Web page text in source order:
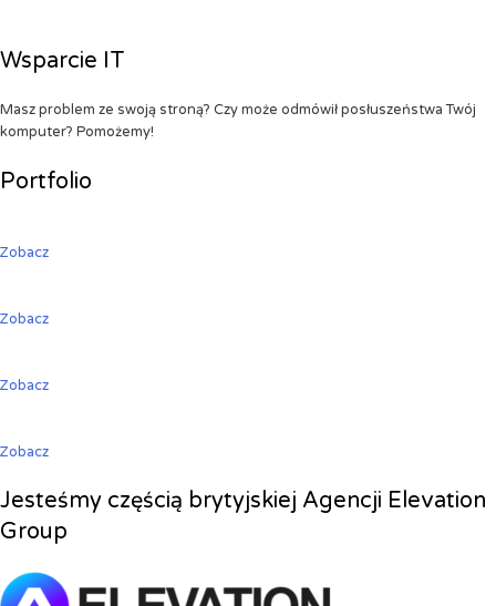
Wsparcie IT
Masz problem ze swoją stroną? Czy może odmówił posłuszeństwa Twój
komputer? Pomożemy!
Portfolio
Zobacz
Zobacz
Zobacz
Zobacz
Jesteśmy częścią brytyjskiej Agencji Elevation
Group